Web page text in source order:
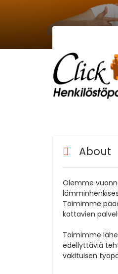
About
Olemme
Toimimme
kattavien
Toimimme
edellyttäviä
vakituisen